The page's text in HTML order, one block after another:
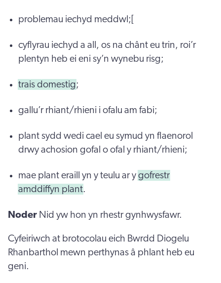
problemau iechyd meddwl;[
cyflyrau iechyd a all, os na chânt eu trin, roi’r
plentyn heb ei eni sy’n wynebu risg;
trais domestig;
gallu’r rhiant/rhieni i ofalu am fabi;
plant sydd wedi cael eu symud yn flaenorol
drwy achosion gofal o ofal y rhiant/rhieni;
mae plant eraill yn y teulu ar y gofrestr
amddiffyn plant.
Noder Nid yw hon yn rhestr gynhwysfawr.
Cyfeiriwch at brotocolau eich Bwrdd Diogelu
Rhanbarthol mewn perthynas â phlant heb eu
geni.